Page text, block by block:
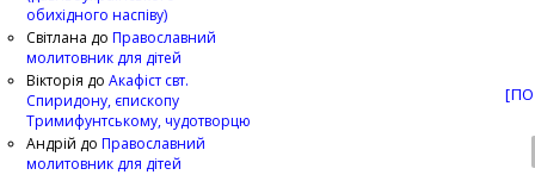
обихідного наспіву)
Світлана до Православний
молитовник для дітей
Вікторія до Акафіст свт.
Спиридону, єпископу
Тримифунтському, чудотворцю
Андрій до Православний
молитовник для дітей